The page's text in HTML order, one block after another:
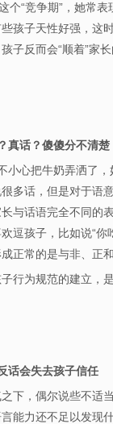
个“竞争期”，她常
子天性好强，这时
子反而会“顺着”家长
真话？傻傻分不
小心把牛奶弄洒了
多话，但是对于语
长与话语完全不同
孩子，比如说“你吃
成正常的是与非、
子行为规范的建立，
话会失去孩子信任
下，偶尔说些不适
能力还不足以发现